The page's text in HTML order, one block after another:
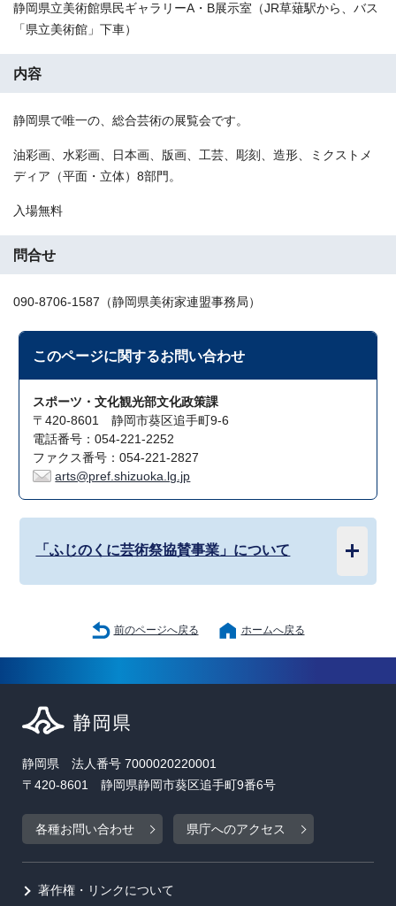
静岡県立美術館県民ギャラリーA・B展示室（JR草薙駅から、バス
「県立美術館」下車）
内容
静岡県で唯一の、総合芸術の展覧会です。
油彩画、水彩画、日本画、版画、工芸、彫刻、造形、ミクストメ
ディア（平面・立体）8部門。
入場無料
問合せ
090‐8706‐1587（静岡県美術家連盟事務局）
このページに関するお問い合わせ
スポーツ・文化観光部文化政策課
〒420-8601 静岡市葵区追手町9-6
電話番号：054-221-2252
ファクス番号：054-221-2827
arts@pref.shizuoka.lg.jp
「ふじのくに芸術祭協賛事業」について
前のページへ戻る ホームへ戻る
静岡県 法人番号 7000020220001
〒420-8601 静岡県静岡市葵区追手町9番6号
各種お問い合わせ 県庁へのアクセス
著作権・リンクについて